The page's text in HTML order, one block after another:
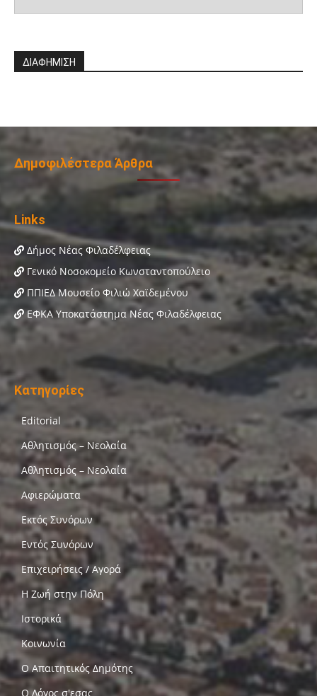
ΔΙΑΦΗΜΙΣΗ
Δημοφιλέστερα Άρθρα
Links
Δήμος Νέας Φιλαδέλφειας
Γενικό Νοσοκομείο Κωνσταντοπούλειο
ΠΠΙΕΔ Μουσείο Φιλιώ Χαϊδεμένου
ΕΦΚΑ Υποκατάστημα Νέας Φιλαδέλφειας
Κατηγορίες
Editorial
Αθλητισμός – Νεολαία
Αθλητισμός – Νεολαία
Αφιερώματα
Εκτός Συνόρων
Εντός Συνόρων
Επιχειρήσεις / Αγορά
Η Ζωή στην Πόλη
Ιστορικά
Κοινωνία
Ο Απαιτητικός Δημότης
Ο Λόγος σ'εσας